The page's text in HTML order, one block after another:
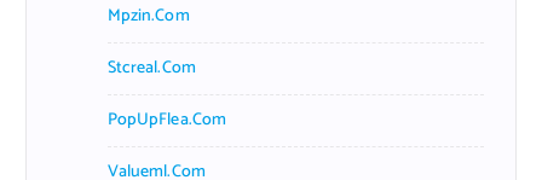
Mpzin.com
Stcreal.com
PopUpFlea.com
Valueml.com